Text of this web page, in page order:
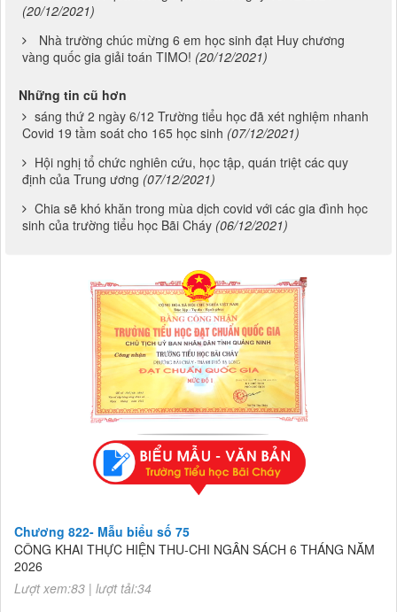
(20/12/2021)
Nhà trường chúc mừng 6 em học sinh đạt Huy chương
vàng quốc gia giải toán TIMO! (20/12/2021)
Những tin cũ hơn
sáng thứ 2 ngày 6/12 Trường tiểu học đã xét nghiệm nhanh
Covid 19 tầm soát cho 165 học sinh (07/12/2021)
Hội nghị tổ chức nghiên cứu, học tập, quán triệt các quy
định của Trung ương (07/12/2021)
Chia sẽ khó khăn trong mùa dịch covid với các gia đình học
sinh của trường tiểu học Bãi Cháy (06/12/2021)
CÔNG KHAI THỰC HIỆN THU-CHI NGÂN SÁCH 6 THÁNG NĂM
2026
Lượt xem:83 | lượt tải:34
Chương 822- Mẫu biểu số 75